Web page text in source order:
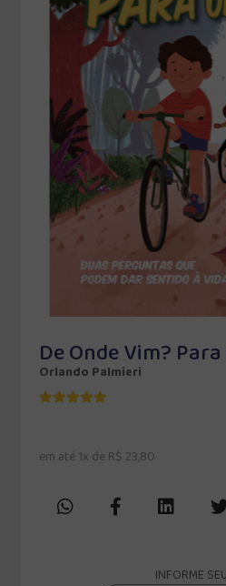
De Onde Vim?
Orlando Palmieri
em até 1x de R$ 23,80
INFORME